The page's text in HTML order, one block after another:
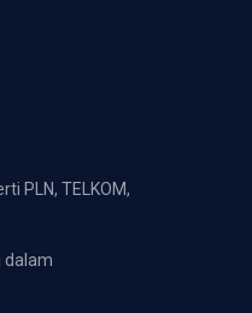
PLN, TELKOM,
dalam